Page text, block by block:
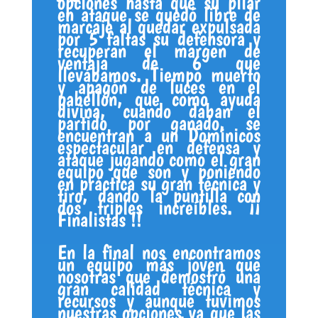
en ataque se quedó libre de
marcaje al quedar expulsada
por 5 faltas su defensora y
recuperan el margen de
ventaja de 6 que
llevábamos. Tiempo muerto
y apagón de luces en el
pabellón, que como ayuda
divina, cuando daban el
partido por ganado, se
encuentran a un Dominicos
espectacular en defensa y
ataque jugando como el gran
equipo que son y poniendo
en práctica su gran técnica y
tiro, dando la puntilla con
dos triples increíbles. ¡¡
Finalistas !!
En la final nos encontramos
un equipo más joven que
nosotras que demostró una
gran calidad técnica y
recursos y aunque tuvimos
nuestras opciones ya que las